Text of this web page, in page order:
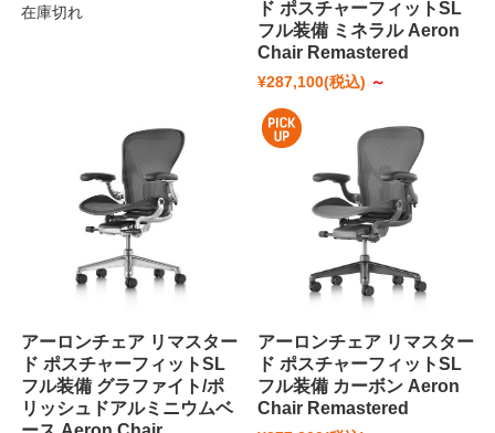
在庫切れ
ド ポスチャーフィットSL
フル装備 ミネラル Aeron
Chair Remastered
¥287,100(税込) ～
アーロンチェア リマスター
ド ポスチャーフィットSL
フル装備 グラファイト/ポ
リッシュドアルミニウムベ
アーロンチェア リマスター
ド ポスチャーフィットSL
フル装備 カーボン Aeron
Chair Remastered